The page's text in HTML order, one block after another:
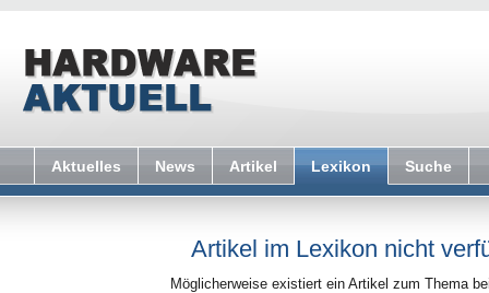
Aktuelles News Artikel Lexikon Suche
Artikel im Lexikon nicht
Möglicherweise existiert ein Artikel zum Thema